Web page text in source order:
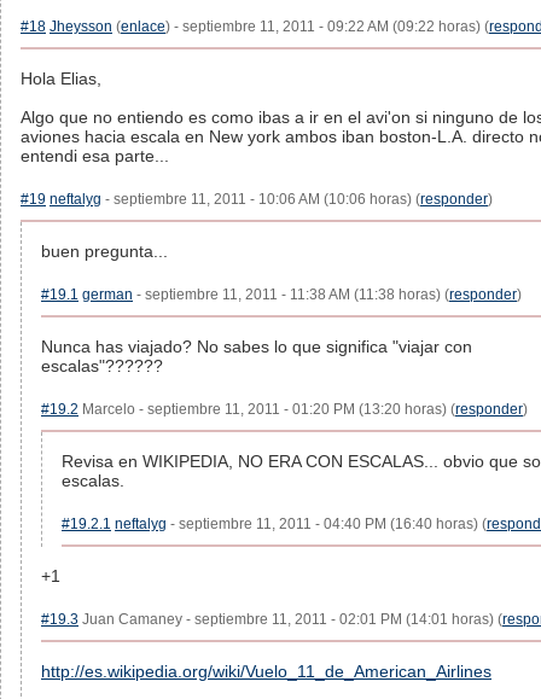
#18 Jheysson (enlace) - septiembre 11, 2011 - 09:22 AM (09:22 horas) (
Hola Elias,
Algo que no entiendo es como ibas a ir en el avi'on si ninguno de
aviones hacia escala en New york ambos iban boston-L.A. directo
entendi esa parte...
#19 neftalyg - septiembre 11, 2011 - 10:06 AM (10:06 horas) (responder)
buen pregunta...
#19.1 german - septiembre 11, 2011 - 11:38 AM (11:38 horas) (responder)
Nunca has viajado? No sabes lo que significa "viajar con
escalas"??????
#19.2 Marcelo - septiembre 11, 2011 - 01:20 PM (13:20 horas) (responder)
Revisa en WIKIPEDIA, NO ERA CON ESCALAS... obvio que
escalas.
#19.2.1 neftalyg - septiembre 11, 2011 - 04:40 PM (16:40 horas) (
+1
#19.3 Juan Camaney - septiembre 11, 2011 - 02:01 PM (14:01 horas) (
http://es.wikipedia.org/wiki/Vuelo_11_de_American_Airlines